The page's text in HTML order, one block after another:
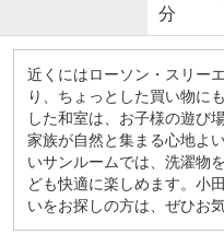
分
近くにはローソン・スリー
り、ちょっとした買い物に
した和室は、お子様の遊び
家族が自然と集まる心地よ
いサンルームでは、洗濯物
ども快適に楽しめます。小
いをお探しの方は、ぜひお